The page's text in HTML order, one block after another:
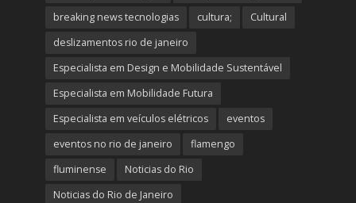
breaking news tecnologias
cultura;
Cultural
deslizamentos rio de janeiro
Especialista em Design e Mobilidade Sustentável
Especialista em Mobilidade Futura
Especialista em veículos elétricos
eventos
eventos no rio de janeiro
flamengo
fluminense
Noticias do Rio
Noticias do Rio de Janeiro